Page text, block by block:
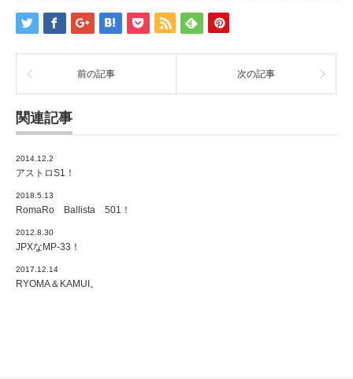
前の記事 次の記事
関連記事
2014.12.2
アストロS1！
2018.5.13
RomaRo Ballista 501！
2012.8.30
JPXなMP-33！
2017.12.14
RYOMA＆KAMUI。